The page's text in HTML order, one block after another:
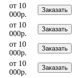
от 10
000р.
Заказать
от 10
000р.
Заказать
от 10
000р.
Заказать
от 10
000р.
Заказать